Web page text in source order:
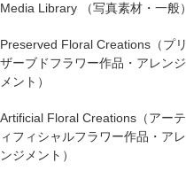
Media Library （写真素材・一般）
Preserved Floral Creations（プリ
ザーブドフラワー作品・アレンジ
メント）
Artificial Floral Creations（アーテ
ィフィシャルフラワー作品・アレ
ンジメント）